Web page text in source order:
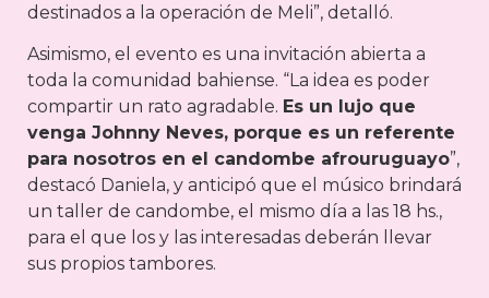
destinados a la operación de Meli”, detalló.
Asimismo, el evento es una invitación abierta a
toda la comunidad bahiense. “La idea es poder
compartir un rato agradable. Es un lujo que
venga Johnny Neves, porque es un referente
para nosotros en el candombe afrouruguayo”,
destacó Daniela, y anticipó que el músico brindará
un taller de candombe, el mismo día a las 18 hs.,
para el que los y las interesadas deberán llevar
sus propios tambores.